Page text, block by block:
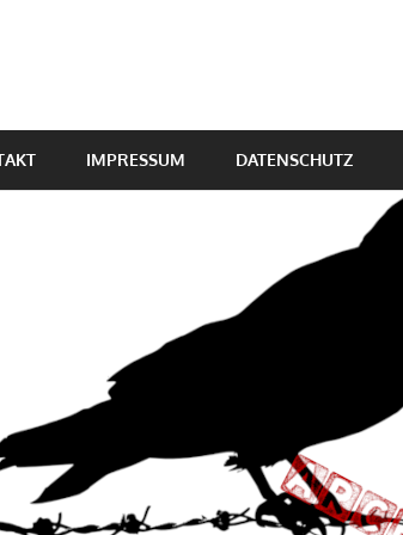
IMPRESSUM DATENSCHUTZ